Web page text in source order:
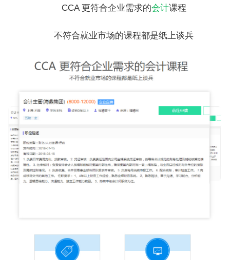
CCA 更符合企业需求的会计课程
不符合就业市场的课程都是纸上谈兵